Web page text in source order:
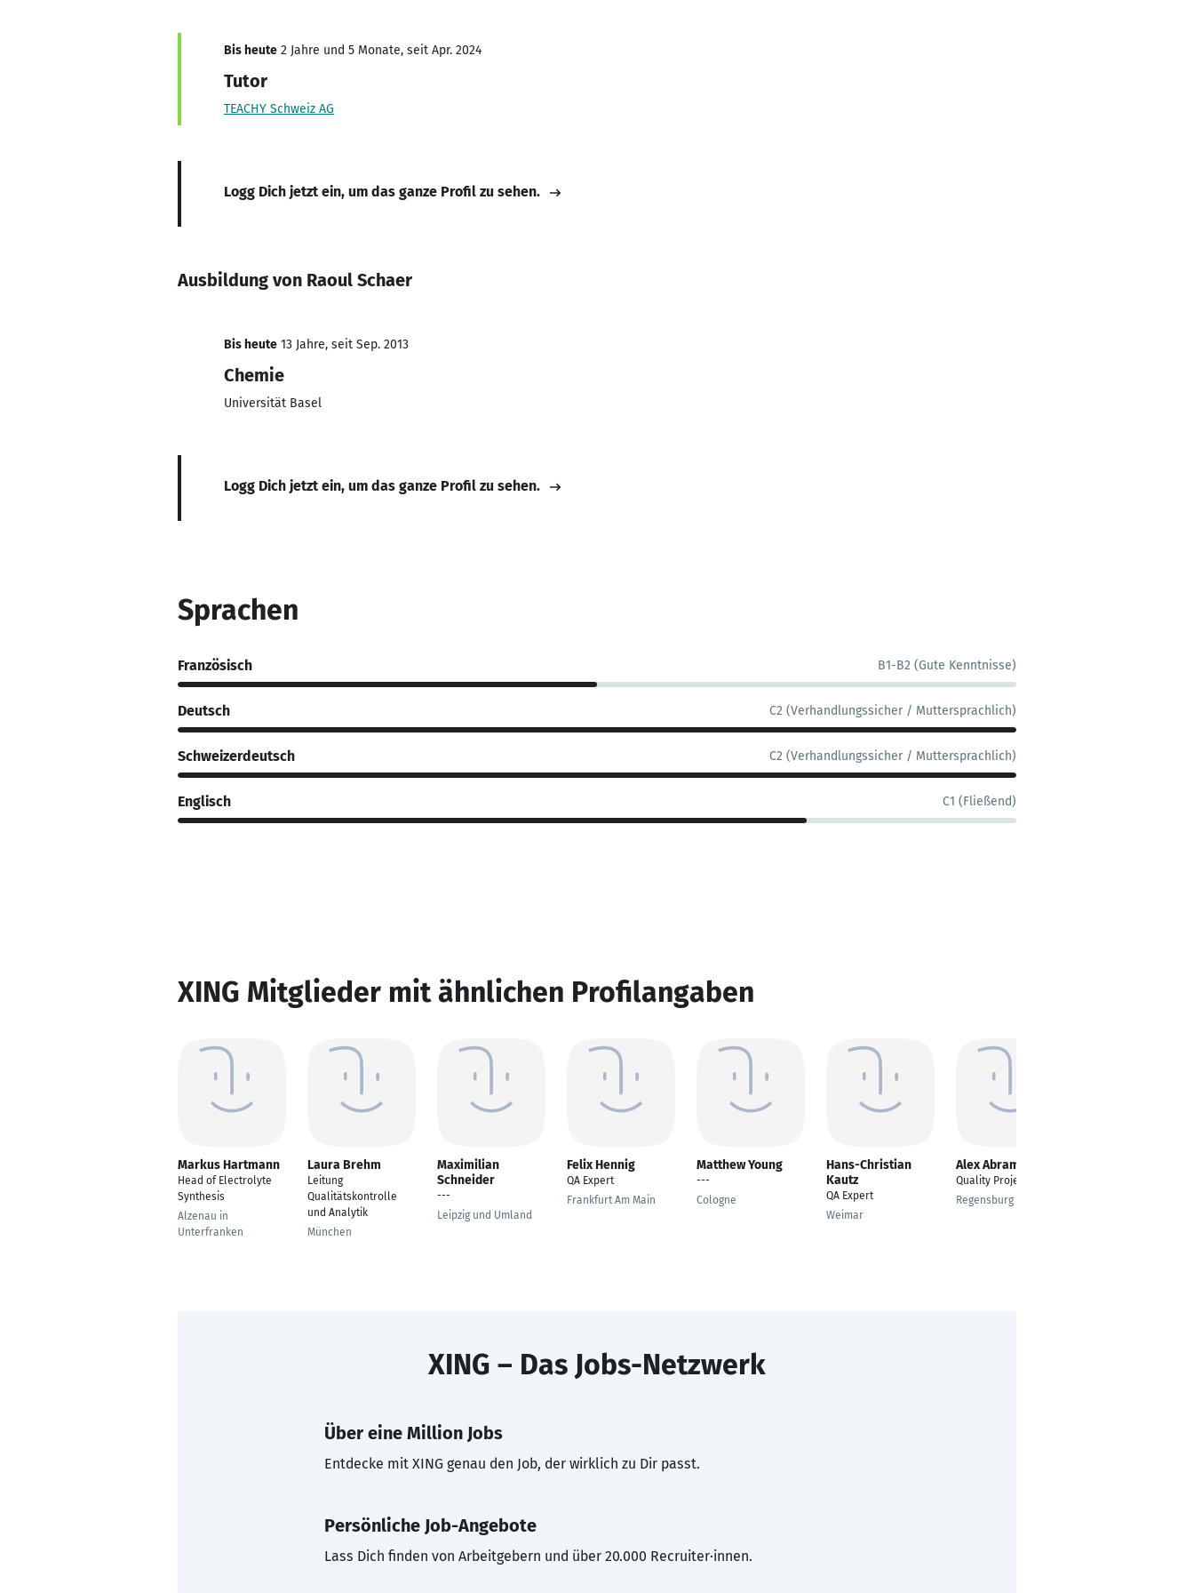
Bis heute 2 Jahre und 5 Monate, seit Apr. 2024
Tutor
TEACHY Schweiz AG
Logg Dich jetzt ein, um das ganze Profil zu sehen.
Ausbildung von Raoul Schaer
Bis heute 13 Jahre, seit Sep. 2013
Chemie
Universität Basel
Logg Dich jetzt ein, um das ganze Profil zu sehen.
Sprachen
Französisch B1-B2 (Gute Kenntnisse)
Deutsch C2 (Verhandlungssicher / Muttersprachlich)
Schweizerdeutsch C2 (Verhandlungssicher / Muttersprachlich)
Englisch C1 (Fließend)
XING Mitglieder mit ähnlichen Profilangaben
Markus Hartmann
Head of Electrolyte
Synthesis
Alzenau in
Unterfranken
Laura Brehm
Leitung
Qualitätskontrolle
und Analytik
München
Maximilian
Schneider
---
Leipzig und Umland
Felix Hennig
QA Expert
Frankfurt Am Main
Matthew Young
---
Cologne
Hans-Christian
Kautz
QA Expert
Weimar
Alex Abramov
Quality Project Lead
Regensburg
XING – Das Jobs-Netzwerk
Über eine Million Jobs
Entdecke mit XING genau den Job, der wirklich zu Dir passt.
Persönliche Job-Angebote
Lass Dich finden von Arbeitgebern und über 20.000 Recruiter·innen.